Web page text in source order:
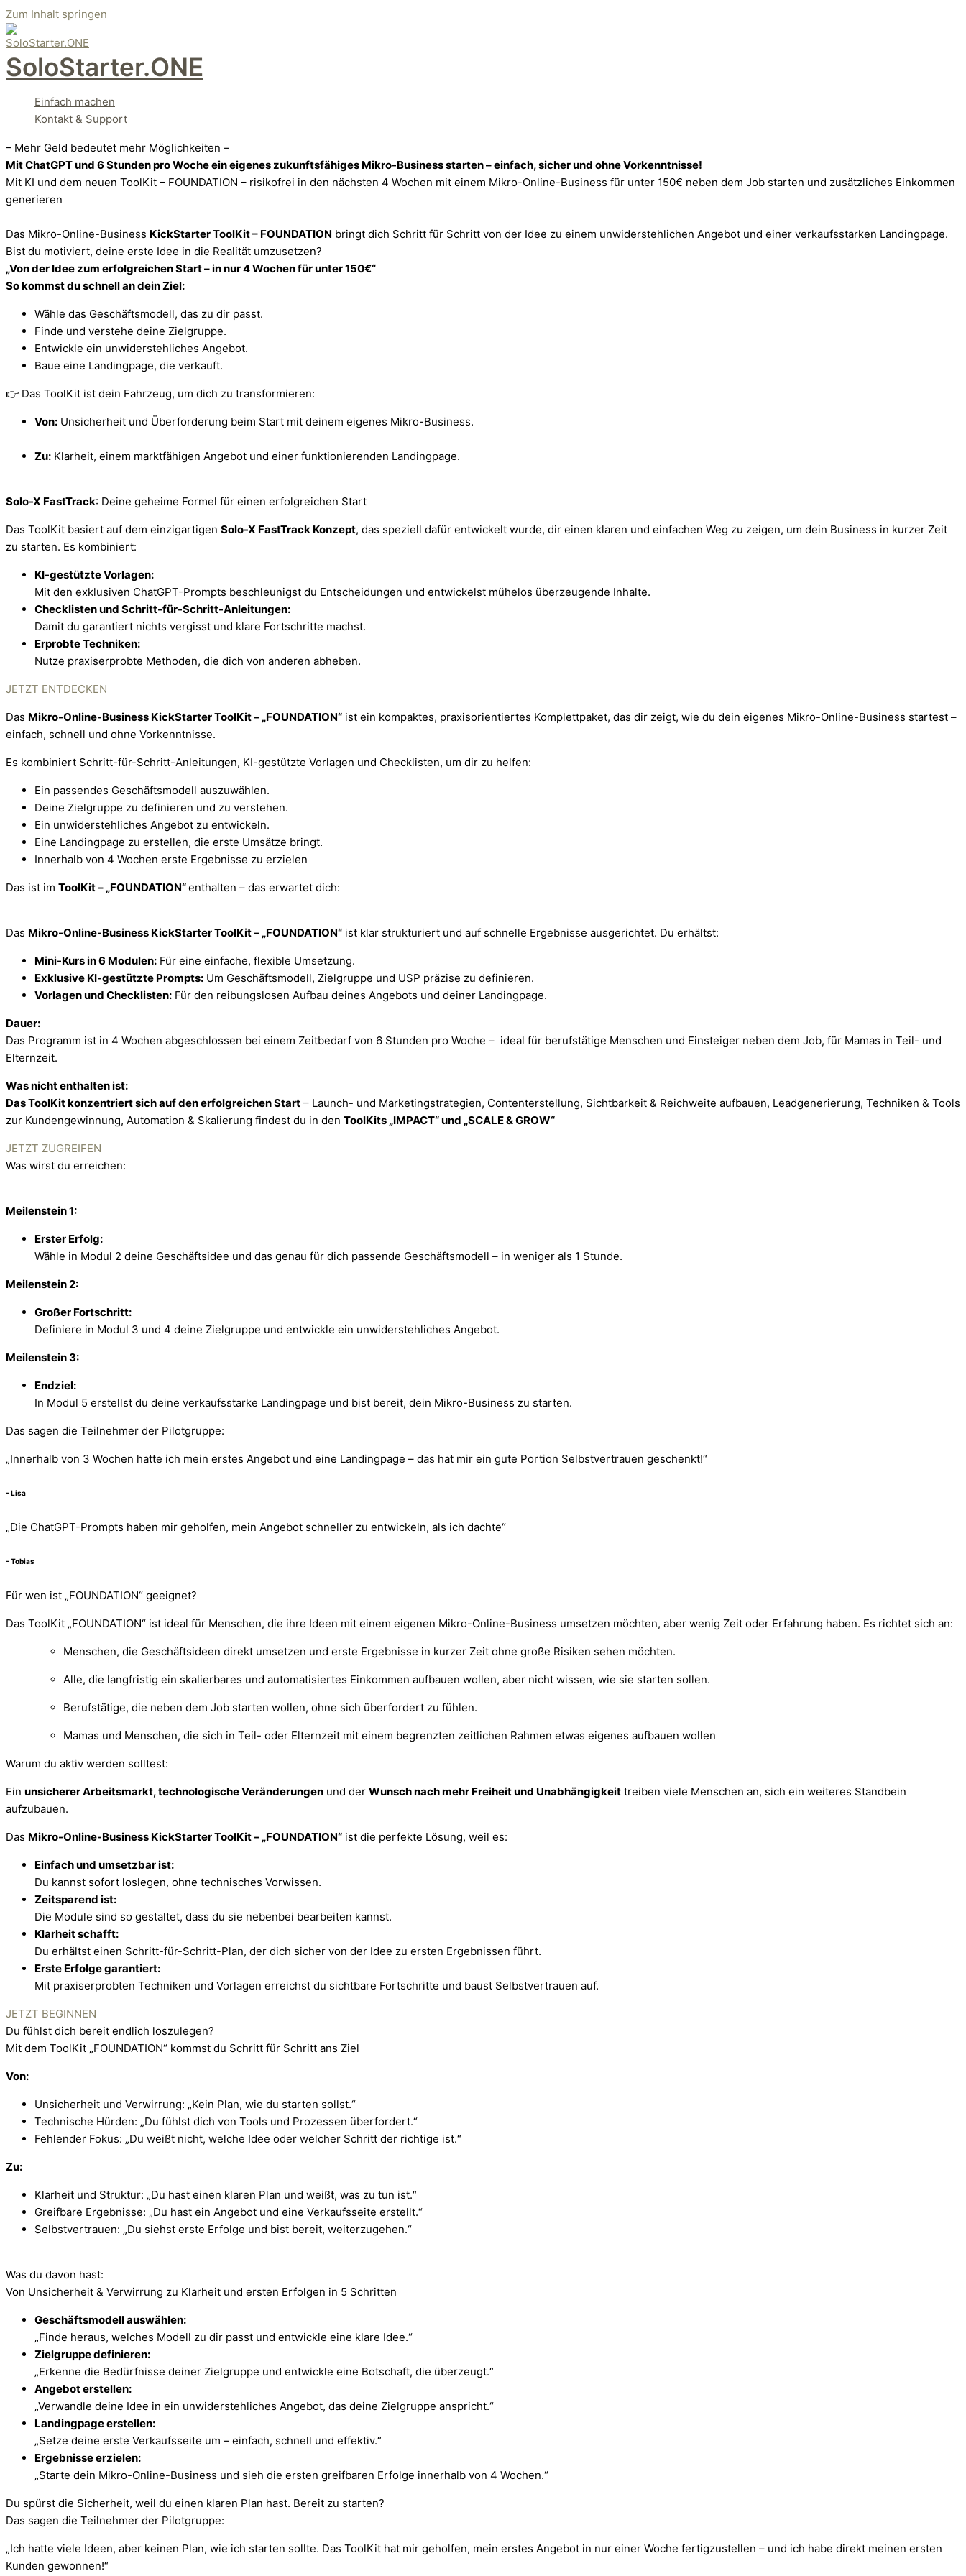
Zum Inhalt springen
SoloStarter.ONE
Einfach machen
Kontakt & Support
– Mehr Geld bedeutet mehr Möglichkeiten –
Mit ChatGPT und 6 Stunden pro Woche ein eigenes zukunftsfähiges Mikro-Business starten – einfach, sicher und ohne Vorkenntnisse!
Mit KI und dem neuen ToolKit – FOUNDATION – risikofrei in den nächsten 4 Wochen mit einem Mikro-Online-Business für unter 150€ neben dem Job starten und zusätzliches Einkommen
generieren
Das Mikro-Online-Business KickStarter ToolKit – FOUNDATION bringt dich Schritt für Schritt von der Idee zu einem unwiderstehlichen Angebot und einer verkaufsstarken Landingpage.
Bist du motiviert, deine erste Idee in die Realität umzusetzen?
„Von der Idee zum erfolgreichen Start – in nur 4 Wochen für unter 150€“
So kommst du schnell an dein Ziel:
Wähle das Geschäftsmodell, das zu dir passt.
Finde und verstehe deine Zielgruppe.
Entwickle ein unwiderstehliches Angebot.
Baue eine Landingpage, die verkauft.
👉 Das ToolKit ist dein Fahrzeug, um dich zu transformieren:
Von: Unsicherheit und Überforderung beim Start mit deinem eigenes Mikro-Business.
Zu: Klarheit, einem marktfähigen Angebot und einer funktionierenden Landingpage.
Solo-X FastTrack: Deine geheime Formel für einen erfolgreichen Start
Das ToolKit basiert auf dem einzigartigen Solo-X FastTrack Konzept, das speziell dafür entwickelt wurde, dir einen klaren und einfachen Weg zu zeigen, um dein Business in kurzer Zeit
zu starten. Es kombiniert:
KI-gestützte Vorlagen:
Mit den exklusiven ChatGPT-Prompts beschleunigst du Entscheidungen und entwickelst mühelos überzeugende Inhalte.
Checklisten und Schritt-für-Schritt-Anleitungen:
Damit du garantiert nichts vergisst und klare Fortschritte machst.
Erprobte Techniken:
Nutze praxiserprobte Methoden, die dich von anderen abheben.
JETZT ENTDECKEN
Das Mikro-Online-Business KickStarter ToolKit – „FOUNDATION“ ist ein kompaktes, praxisorientiertes Komplettpaket, das dir zeigt, wie du dein eigenes Mikro-Online-Business startest –
einfach, schnell und ohne Vorkenntnisse.
Es kombiniert Schritt-für-Schritt-Anleitungen, KI-gestützte Vorlagen und Checklisten, um dir zu helfen:
Ein passendes Geschäftsmodell auszuwählen.
Deine Zielgruppe zu definieren und zu verstehen.
Ein unwiderstehliches Angebot zu entwickeln.
Eine Landingpage zu erstellen, die erste Umsätze bringt.
Innerhalb von 4 Wochen erste Ergebnisse zu erzielen
Das ist im ToolKit – „FOUNDATION“enthalten – das erwartet dich:
Das Mikro-Online-Business KickStarter ToolKit – „FOUNDATION“ ist klar strukturiert und auf schnelle Ergebnisse ausgerichtet. Du erhältst:
Mini-Kurs in 6 Modulen: Für eine einfache, flexible Umsetzung.
Exklusive KI-gestützte Prompts: Um Geschäftsmodell, Zielgruppe und USP präzise zu definieren.
Vorlagen und Checklisten: Für den reibungslosen Aufbau deines Angebots und deiner Landingpage.
Dauer:
Das Programm ist in 4 Wochen abgeschlossen bei einem Zeitbedarf von 6 Stunden pro Woche – ideal für berufstätige Menschen und Einsteiger neben dem Job, für Mamas in Teil- und
Elternzeit.
Was nicht enthalten ist:
Das ToolKit konzentriert sich auf den erfolgreichen Start – Launch- und Marketingstrategien, Contenterstellung, Sichtbarkeit & Reichweite aufbauen, Leadgenerierung, Techniken & Tools
zur Kundengewinnung, Automation & Skalierung findest du in den ToolKits „IMPACT“ und „SCALE & GROW“
JETZT ZUGREIFEN
Was wirst du erreichen:
Meilenstein 1:
Erster Erfolg:
Wähle in Modul 2 deine Geschäftsidee und das genau für dich passende Geschäftsmodell – in weniger als 1 Stunde.
Meilenstein 2:
Großer Fortschritt:
Definiere in Modul 3 und 4 deine Zielgruppe und entwickle ein unwiderstehliches Angebot.
Meilenstein 3:
Endziel:
In Modul 5 erstellst du deine verkaufsstarke Landingpage und bist bereit, dein Mikro-Business zu starten.
Das sagen die Teilnehmer der Pilotgruppe:
„Innerhalb von 3 Wochen hatte ich mein erstes Angebot und eine Landingpage – das hat mir ein gute Portion Selbstvertrauen geschenkt!“
– Lisa
„Die ChatGPT-Prompts haben mir geholfen, mein Angebot schneller zu entwickeln, als ich dachte“
– Tobias
Für wen ist „FOUNDATION“ geeignet?
Das ToolKit „FOUNDATION“ ist ideal für Menschen, die ihre Ideen mit einem eigenen Mikro-Online-Business umsetzen möchten, aber wenig Zeit oder Erfahrung haben. Es richtet sich an:
Menschen, die Geschäftsideen direkt umsetzen und erste Ergebnisse in kurzer Zeit ohne große Risiken sehen möchten.
Alle, die langfristig ein skalierbares und automatisiertes Einkommen aufbauen wollen, aber nicht wissen, wie sie starten sollen.
Berufstätige, die neben dem Job starten wollen, ohne sich überfordert zu fühlen.
Mamas und Menschen, die sich in Teil- oder Elternzeit mit einem begrenzten zeitlichen Rahmen etwas eigenes aufbauen wollen
Warum du aktiv werden solltest:
Ein unsicherer Arbeitsmarkt, technologische Veränderungen und der Wunsch nach mehr Freiheit und Unabhängigkeit treiben viele Menschen an, sich ein weiteres Standbein
aufzubauen.
Das Mikro-Online-Business KickStarter ToolKit – „FOUNDATION“ ist die perfekte Lösung, weil es:
Einfach und umsetzbar ist:
Du kannst sofort loslegen, ohne technisches Vorwissen.
Zeitsparend ist:
Die Module sind so gestaltet, dass du sie nebenbei bearbeiten kannst.
Klarheit schafft:
Du erhältst einen Schritt-für-Schritt-Plan, der dich sicher von der Idee zu ersten Ergebnissen führt.
Erste Erfolge garantiert:
Mit praxiserprobten Techniken und Vorlagen erreichst du sichtbare Fortschritte und baust Selbstvertrauen auf.
JETZT BEGINNEN
Du fühlst dich bereit endlich loszulegen?
Mit dem ToolKit „FOUNDATION“ kommst du Schritt für Schritt ans Ziel
Von:
Unsicherheit und Verwirrung: „Kein Plan, wie du starten sollst.“
Technische Hürden: „Du fühlst dich von Tools und Prozessen überfordert.“
Fehlender Fokus: „Du weißt nicht, welche Idee oder welcher Schritt der richtige ist.“
Zu:
Klarheit und Struktur: „Du hast einen klaren Plan und weißt, was zu tun ist.“
Greifbare Ergebnisse: „Du hast ein Angebot und eine Verkaufsseite erstellt.“
Selbstvertrauen: „Du siehst erste Erfolge und bist bereit, weiterzugehen.“
Was du davon hast:
Von Unsicherheit & Verwirrung zu Klarheit und ersten Erfolgen in 5 Schritten
Geschäftsmodell auswählen:
„Finde heraus, welches Modell zu dir passt und entwickle eine klare Idee.“
Zielgruppe definieren:
„Erkenne die Bedürfnisse deiner Zielgruppe und entwickle eine Botschaft, die überzeugt.“
Angebot erstellen:
„Verwandle deine Idee in ein unwiderstehliches Angebot, das deine Zielgruppe anspricht.“
Landingpage erstellen:
„Setze deine erste Verkaufsseite um – einfach, schnell und effektiv.“
Ergebnisse erzielen:
„Starte dein Mikro-Online-Business und sieh die ersten greifbaren Erfolge innerhalb von 4 Wochen.“
Du spürst die Sicherheit, weil du einen klaren Plan hast. Bereit zu starten?
Das sagen die Teilnehmer der Pilotgruppe:
„Ich hatte viele Ideen, aber keinen Plan, wie ich starten sollte. Das ToolKit hat mir geholfen, mein erstes Angebot in nur einer Woche fertigzustellen – und ich habe direkt meinen ersten
Kunden gewonnen!“